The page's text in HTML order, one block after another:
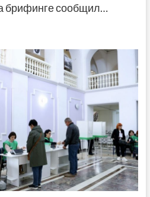
брифинге сообщил…